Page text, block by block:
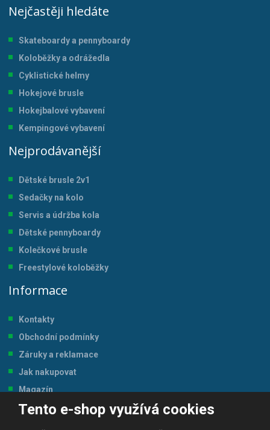
Tento e-shop využívá cookies
Nejčastěji hledáte
Skateboardy a pennyboardy
Koloběžky a odrážedla
Cyklistické helmy
Hokejové brusle
Hokejbalové vybavení
Kempingové vybavení
Nejprodávanější
Dětské brusle 2v1
Sedačky na kolo
Servis a údržba kola
Dětské pennyboardy
Kolečkové brusle
Freestylové koloběžky
Informace
Kontakty
Obchodní podmínky
Záruky a reklamace
Jak nakupovat
Magazín
Tabulka velikostí